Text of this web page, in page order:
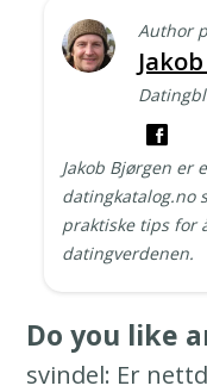
Author
Jakob Bjørgen er
datingkatalog.no
praktiske tips for
datingverdenen.
Do you like
svindel: Er